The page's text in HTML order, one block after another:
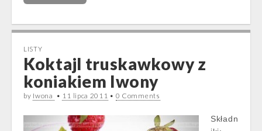
LISTY
Koktajl truskawkowy z
koniakiem Iwony
by Iwona • 11 lipca 2011 • 0 Comments
Składn